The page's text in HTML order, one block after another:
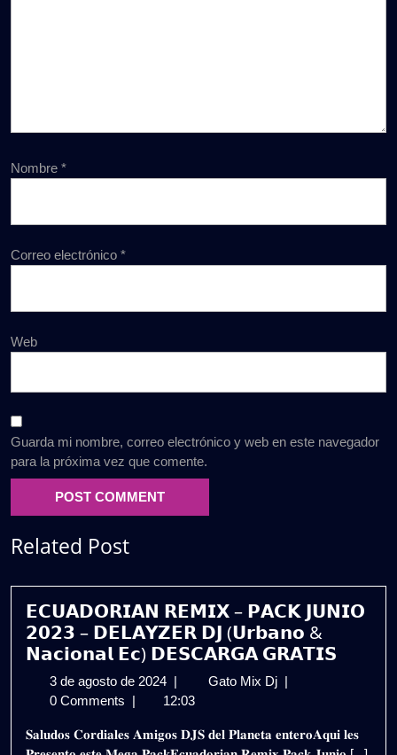
Nombre *
Correo electrónico *
Web
Guarda mi nombre, correo electrónico y web en este navegador
para la próxima vez que comente.
Related Post
𝗘𝗖𝗨𝗔𝗗𝗢𝗥𝗜𝗔𝗡 𝗥𝗘𝗠𝗜𝗫 – 𝗣𝗔𝗖𝗞 𝗝𝗨𝗡𝗜𝗢
𝟮𝟬𝟮𝟯 – 𝗗𝗘𝗟𝗔𝗬𝗭𝗘𝗥 𝗗𝗝 (𝗨𝗿𝗯𝗮𝗻𝗼 &
𝗡𝗮𝗰𝗶𝗼𝗻𝗮𝗹 𝗘𝗰) 𝗗𝗘𝗦𝗖𝗔𝗥𝗚𝗔 𝗚𝗥𝗔𝗧𝗜𝗦
3 de agosto de 2024 3
de
de
| Gato Mix Dj 𝗘𝗖𝗨𝗔𝗗𝗢𝗥𝗜𝗔𝗡
𝗣𝗔𝗖𝗞
|
0 Comments | 12:03
𝐒𝐚𝐥𝐮𝐝𝐨𝐬 𝐂𝐨𝐫𝐝𝐢𝐚𝐥𝐞𝐬 𝐀𝐦𝐢𝐠𝐨𝐬 𝐃𝐉𝐒 𝐝𝐞𝐥 𝐏𝐥𝐚𝐧𝐞𝐭𝐚 𝐞𝐧𝐭𝐞𝐫𝐨𝐀𝐪𝐮𝐢 𝐥𝐞𝐬